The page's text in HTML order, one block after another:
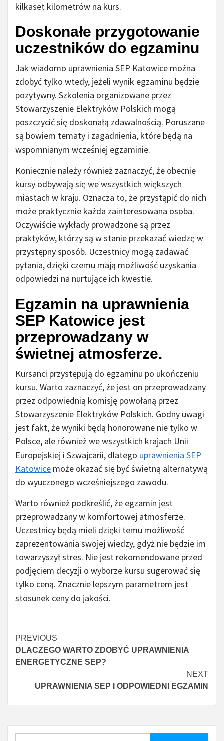
kilkaset kilometrów na kurs.
Doskonałe przygotowanie
uczestników do egzaminu
Jak wiadomo uprawnienia SEP Katowice można
zdobyć tylko wtedy, jeżeli wynik egzaminu będzie
pozytywny. Szkolenia organizowane przez
Stowarzyszenie Elektryków Polskich mogą
poszczycić się doskonałą zdawalnością. Poruszane
są bowiem tematy i zagadnienia, które będą na
wspomnianym wcześniej egzaminie.
Koniecznie należy również zaznaczyć, że obecnie
kursy odbywają się we wszystkich większych
miastach w kraju. Oznacza to, że przystąpić do nich
może praktycznie każda zainteresowana osoba.
Oczywiście wykłady prowadzone są przez
praktyków, którzy są w stanie przekazać wiedzę w
przystępny sposób. Uczestnicy mogą zadawać
pytania, dzięki czemu mają możliwość uzyskania
odpowiedzi na nurtujące ich kwestie.
Egzamin na uprawnienia
SEP Katowice jest
przeprowadzany w
świetnej atmosferze.
Kursanci przystępują do egzaminu po ukończeniu
kursu. Warto zaznaczyć, że jest on przeprowadzany
przez odpowiednią komisję powołaną przez
Stowarzyszenie Elektryków Polskich. Godny uwagi
jest fakt, że wyniki będą honorowane nie tylko w
Polsce, ale również we wszystkich krajach Unii
Europejskiej i Szwajcarii, dlatego uprawnienia SEP
Katowice może okazać się być świetną alternatywą
do wyuczonego wcześniejszego zawodu.
Warto również podkreślić, że egzamin jest
przeprowadzany w komfortowej atmosferze.
Uczestnicy będą mieli dzięki temu możliwość
zaprezentowania swojej wiedzy, gdyż nie będzie im
towarzyszył stres. Nie jest rekomendowane przed
podjęciem decyzji o wyborze kursu sugerować się
tylko ceną. Znacznie lepszym parametrem jest
stosunek ceny do jakości.
Continue
Reading
PREVIOUS
DLACZEGO WARTO ZDOBYĆ UPRAWNIENIA
ENERGETYCZNE SEP?
NEXT
UPRAWNIENIA SEP I ODPOWIEDNI EGZAMIN